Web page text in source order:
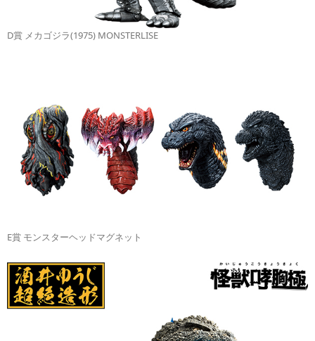
D賞 メカゴジラ(1975) MONSTERLISE
E賞 モンスターヘッドマグネット